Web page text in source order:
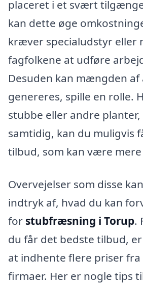
placeret i et svært
kan dette øge
kræver specialudstyr eller
fagfolkene at udføre
Desuden kan mængden
genereres, spille en rolle.
stubbe eller andre
samtidig, kan du muligvis
tilbud, som kan være
Overvejelser som disse
indtryk af, hvad du kan
for stubfræsning i Torup.
du får det bedste tilbud,
at indhente flere priser
firmaer. Her er nogle tips